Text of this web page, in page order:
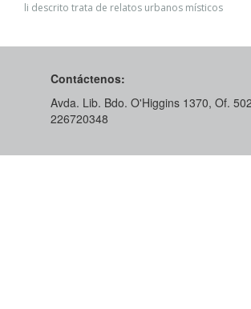
li descrito trata de relatos urbanos místicos
Contáctenos:
Avda. Lib. Bdo. O'Higgins 1370, Of.
226720348